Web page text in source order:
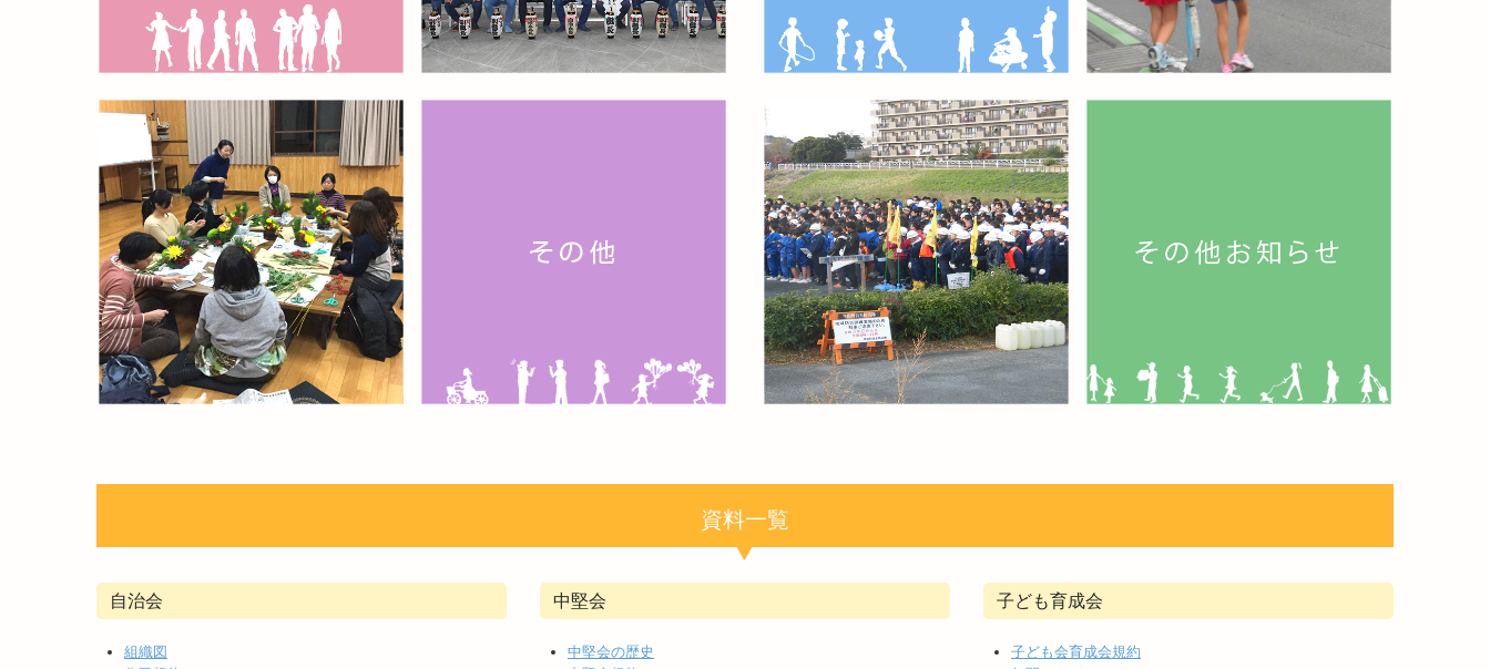
資料一覧
自治会
組織図
中堅会
中堅会の歴史
子ども育成会
子ども会育成会規約